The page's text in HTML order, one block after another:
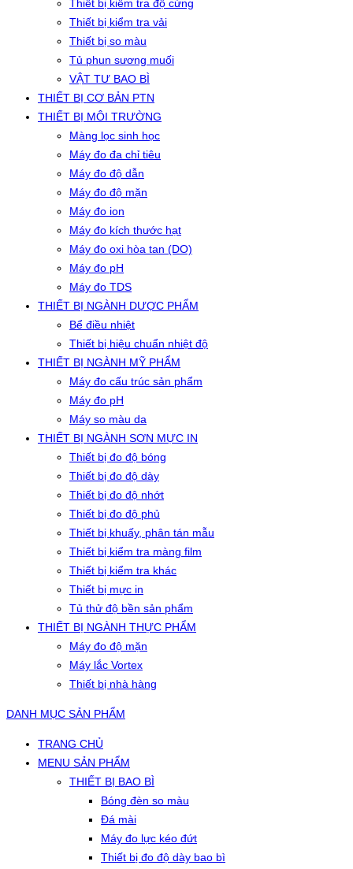
Thiết bị kiểm tra độ cứng
Thiết bị kiểm tra vải
Thiết bị so màu
Tủ phun sương muối
VẬT TƯ BAO BÌ
THIẾT BỊ CƠ BẢN PTN
THIẾT BỊ MÔI TRƯỜNG
Màng lọc sinh học
Máy đo đa chỉ tiêu
Máy đo độ dẫn
Máy đo độ mặn
Máy đo ion
Máy đo kích thước hạt
Máy đo oxi hòa tan (DO)
Máy đo pH
Máy đo TDS
THIẾT BỊ NGÀNH DƯỢC PHẨM
Bể điều nhiệt
Thiết bị hiệu chuẩn nhiệt độ
THIẾT BỊ NGÀNH MỸ PHẨM
Máy đo cấu trúc sản phẩm
Máy đo pH
Máy so màu da
THIẾT BỊ NGÀNH SƠN MỰC IN
Thiết bị đo độ bóng
Thiết bị đo độ dày
Thiết bị đo độ nhớt
Thiết bị đo độ phủ
Thiết bị khuấy, phân tán mẫu
Thiết bị kiểm tra màng film
Thiết bị kiểm tra khác
Thiết bị mực in
Tủ thử độ bền sản phẩm
THIẾT BỊ NGÀNH THỰC PHẨM
Máy đo độ mặn
Máy lắc Vortex
Thiết bị nhà hàng
DANH MỤC SẢN PHẨM
TRANG CHỦ
MENU SẢN PHẨM
THIẾT BỊ BAO BÌ
Bóng đèn so màu
Đá mài
Máy đo lực kéo đứt
Thiết bị đo độ dày bao bì